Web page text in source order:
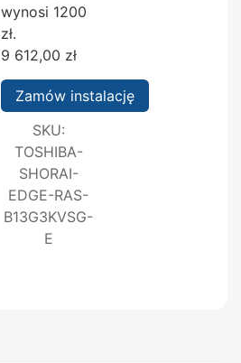
wynosi 1200
zł.
9 612,00 zł
Zamów instalację
SKU:
TOSHIBA-
SHORAI-
EDGE-RAS-
B13G3KVSG-
E